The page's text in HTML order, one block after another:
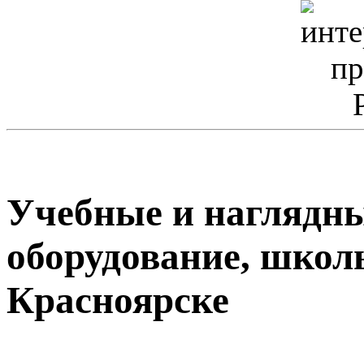
Учебные и
оборудование,
Красноярске